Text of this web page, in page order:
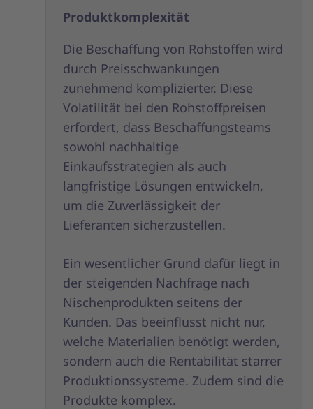
Produktkomplexität
Die Beschaffung von Rohstoffen wird
durch Preisschwankungen
zunehmend komplizierter. Diese
Volatilität bei den Rohstoffpreisen
erfordert, dass Beschaffungsteams
sowohl nachhaltige
Einkaufsstrategien als auch
langfristige Lösungen entwickeln,
um die Zuverlässigkeit der
Lieferanten sicherzustellen.
Ein wesentlicher Grund dafür liegt in
der steigenden Nachfrage nach
Nischenprodukten seitens der
Kunden. Das beeinflusst nicht nur,
welche Materialien benötigt werden,
sondern auch die Rentabilität starrer
Produktionssysteme. Zudem sind die
Produkte komplex.